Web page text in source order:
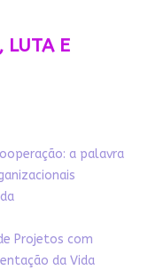
LUTA E
a palavra
Projetos com
da Vida